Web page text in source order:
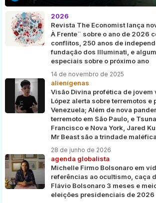
2026
Revista The Economist lança
À Frente¨ sobre o ano de 2026
conflitos, 250 anos de
fundação dos Illuminati, e
especiais sobre o próximo ano
14 de novembro de 2025
alienígenas
Visão Divina profética de jovem
López alerta sobre terremotos e
Venezuela; Além de nova
terremoto em São Paulo, e
Francisco e Nova York, Jared
Mr Beast são a trindade
28 de junho de 2026
agenda globalista
Michelle Firmo Bolsonaro em
referências ao ocultismo, caça
Flávio Bolsonaro 3 meses e
eleições presidenciais de 2026